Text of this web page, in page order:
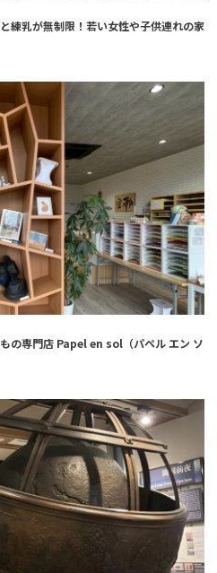
練乳が無制限！若い女性や子供連れの家
の専門店 Papel en sol（パペル エン ソ